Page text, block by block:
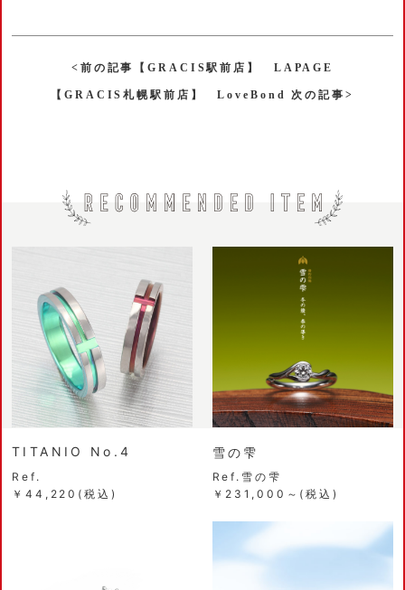
<前の記事【GRACIS駅前店】 LAPAGE
【GRACIS札幌駅前店】 LoveBond 次の記事>
TITANIO No.4
Ref.
￥44,220(税込)
雪の雫
Ref.雪の雫
￥231,000～(税込)